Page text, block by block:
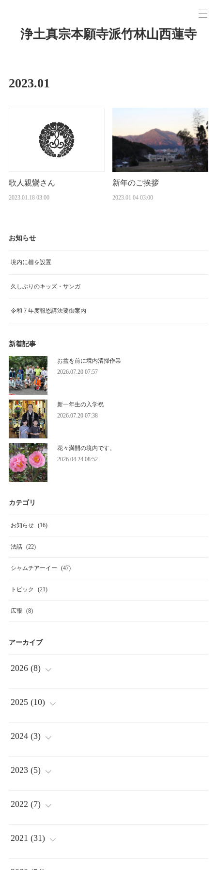
浄土真宗本願寺派竹林山西蓮寺
2023.01
歌人親鸞さん
2023.01.18 03:00
新年のご挨拶
2023.01.04 03:00
お知らせ
境内に柵を設置
久しぶりのキッズ・サンガ
令和７年度報恩講法要御案内
新着記事
お盆を前に境内清掃作業
2026.07.20 07:57
新一年生の入学祝
2026.07.20 07:38
花々満開の境内です。
2026.04.24 08:52
カテゴリ
お知らせ (16)
法話 (22)
シャムチアーイー (47)
トピック (21)
広報 (8)
アーカイブ
2026 (8)
(2)
2025 (10)
(2)
2024 (3)
(1)
2023 (5)
(1)
2022 (7)
(1)
2021 (31)